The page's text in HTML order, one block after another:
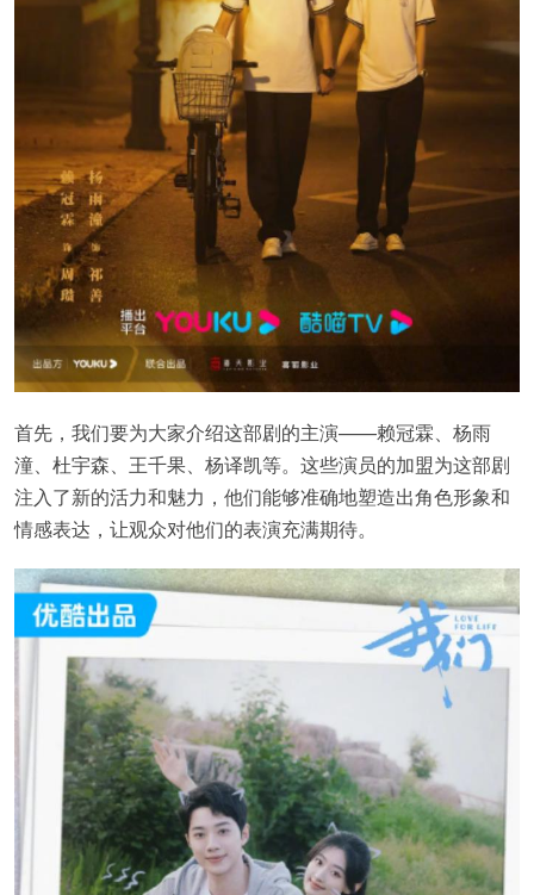
首先，我们要为大家介绍这部剧的主演——赖冠霖、杨雨
潼、杜宇森、王千果、杨译凯等。这些演员的加盟为这部剧
注入了新的活力和魅力，他们能够准确地塑造出角色形象和
情感表达，让观众对他们的表演充满期待。